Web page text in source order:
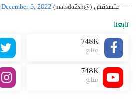
— متصدقش (@matsda2sh)
December 5, 2022
تابعنا
748K
متابع
748K
متابع